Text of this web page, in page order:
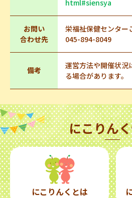
html#siensya
お問い
合わせ先
栄福祉保健センター
045-894-8049
備考
運営方法や開催状況
る場合があります。
にこりん
にこりんくとは